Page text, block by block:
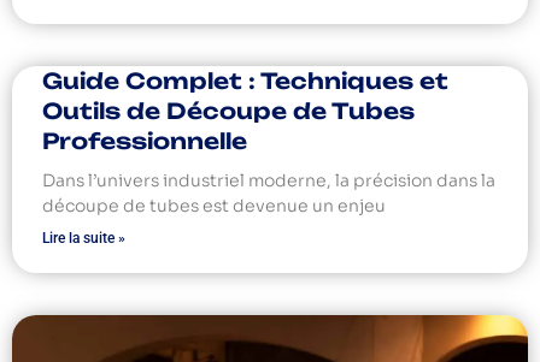
Guide Complet : Techniques et
Outils de Découpe de Tubes
Professionnelle
Dans l’univers industriel moderne, la précision dans la
découpe de tubes est devenue un enjeu
Lire la suite »